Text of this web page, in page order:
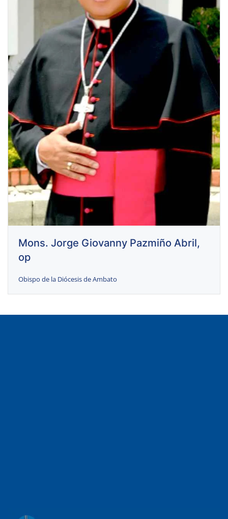
Mons. Jorge Giovanny Pazmiño Abril,
op
Obispo de la Diócesis de Ambato